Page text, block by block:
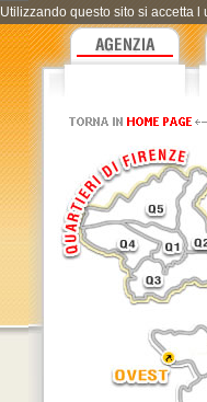
Utilizzando questo sito si accetta